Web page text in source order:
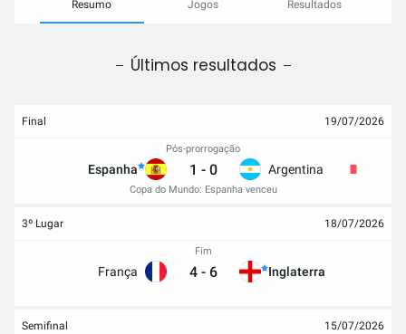
Resumo Jogos Resultados
Últimos resultados
Final 19/07/2026
Espanha
Pós-prorrogação
1 - 0
Copa do Mundo: Espanha venceu
Argentina
3º Lugar 18/07/2026
França
Fim
4 - 6 Inglaterra
Semifinal 15/07/2026